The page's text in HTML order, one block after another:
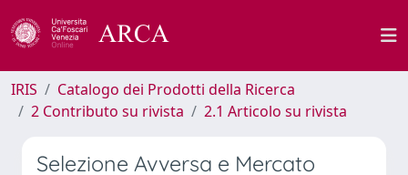
IRIS
Catalogo dei Prodotti della Ricerca
2 Contributo su rivista
2.1 Articolo su rivista
Selezione Avversa e Mercato